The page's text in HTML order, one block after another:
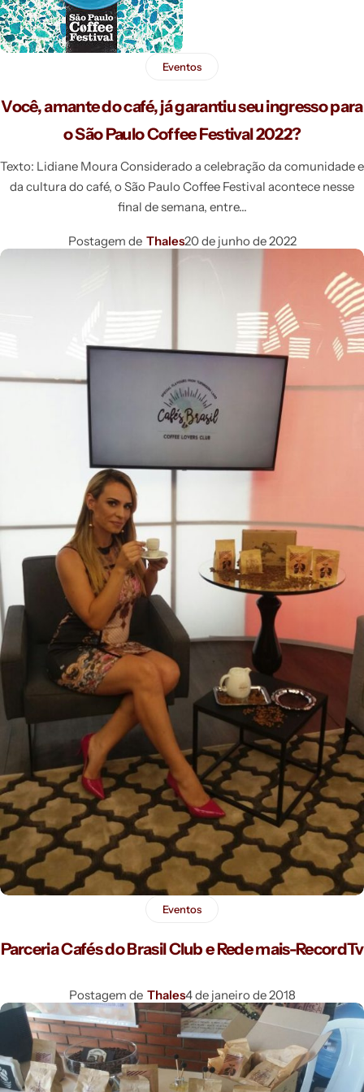
Eventos
Você, amante do café, já garantiu seu ingresso para
o São Paulo Coffee Festival 2022?
Texto: Lidiane Moura Considerado a celebração da comunidade e
da cultura do café, o São Paulo Coffee Festival acontece nesse
final de semana, entre
Postagem de Thales20 de junho de 2022
Eventos
Parceria Cafés do Brasil Club e Rede mais-RecordTv
Postagem de Thales4 de janeiro de 2018